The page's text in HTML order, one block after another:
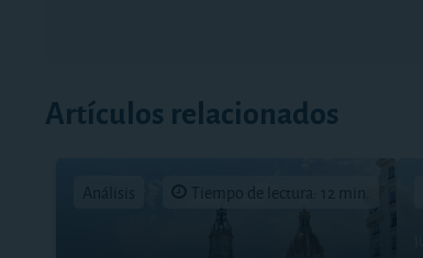
Artículos relacionados
Análisis Tiempo de lectura: 12 min.